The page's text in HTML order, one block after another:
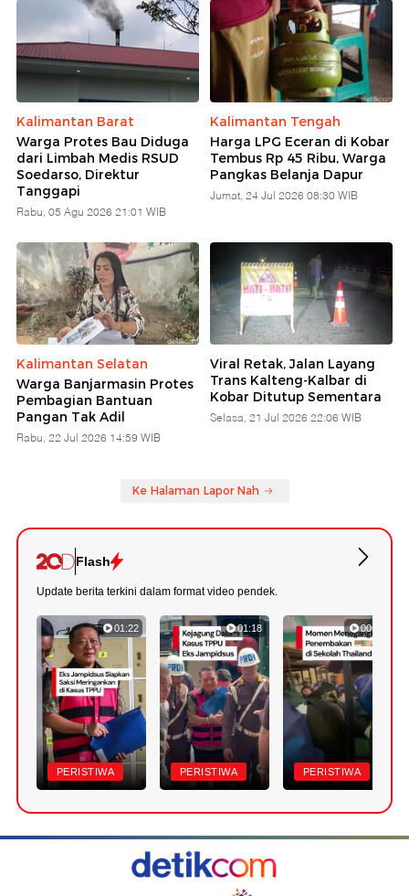
Kalimantan Barat
Warga Protes Bau Diduga
dari Limbah Medis RSUD
Soedarso, Direktur
Tanggapi
Rabu, 05 Agu 2026 21:01 WIB
Kalimantan Tengah
Harga LPG Eceran di Kobar
Tembus Rp 45 Ribu, Warga
Pangkas Belanja Dapur
Jumat, 24 Jul 2026 08:30 WIB
Kalimantan Selatan
Warga Banjarmasin Protes
Pembagian Bantuan
Pangan Tak Adil
Rabu, 22 Jul 2026 14:59 WIB
Viral Retak, Jalan Layang
Trans Kalteng-Kalbar di
Kobar Ditutup Sementara
Selasa, 21 Jul 2026 22:06 WIB
Ke Halaman Lapor Nah
Flash
Update berita terkini dalam format video pendek.
01:22
PERISTIWA
01:18
PERISTIWA
00:38
PERISTIWA